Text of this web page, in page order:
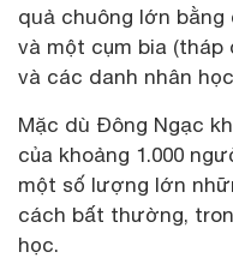
quả chuông lớn bằng
và một cụm bia
và các danh nhân
Mặc dù Đông Ngạc
của khoảng 1.000
một số lượng lớn
cách bất thường,
học.